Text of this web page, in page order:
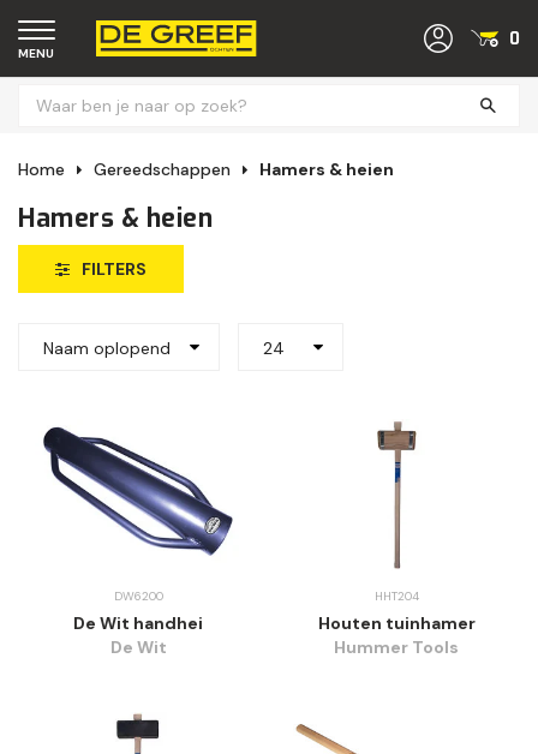
MENU
0
Home Gereedschappen Hamers & heien
Hamers & heien
FILTERS
Naam oplopend 24
DW6200
De Wit handhei
De Wit
HHT204
Houten tuinhamer
Hummer Tools